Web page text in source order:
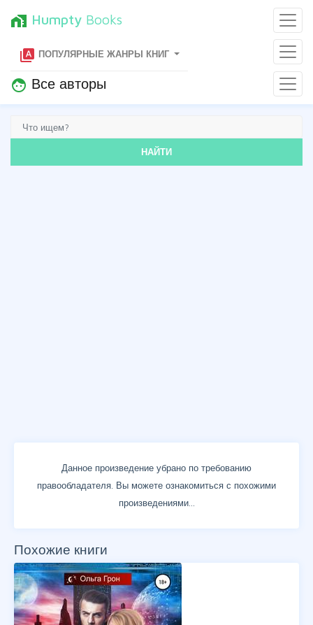
home_work Humpty Books
type_specimen ПОПУЛЯРНЫЕ ЖАНРЫ КНИГ
face Все авторы
НАЙТИ
Данное произведение убрано по требованию
правообладателя. Вы можете ознакомиться с похожими
произведениями...
Похожие книги